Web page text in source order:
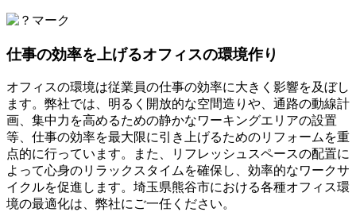
仕事の効率を上げるオフィスの環境作り
オフィスの環境は従業員の仕事の効率に大きく影響を及ぼし
ます。弊社では、明るく開放的な空間造りや、通路の動線計
画、集中力を高めるための静かなワーキングエリアの設置
等、仕事の効率を最大限に引き上げるためのリフォームを重
点的に行っています。また、リフレッシュスペースの配置に
よって心身のリラックスタイムを確保し、効率的なワークサ
イクルを促進します。埼玉県熊谷市における各種オフィス環
境の最適化は、弊社にご一任ください。